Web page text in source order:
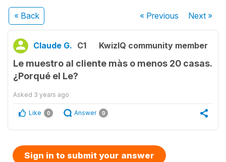
« Back « Previous Next»
Claude G. C1 KwizIQ community member
Le muestro al cliente màs o menos 20 casas.
¿Porqué el Le?
Asked 3 years ago
Like 0 Answer 0
Sign in to submit your answer